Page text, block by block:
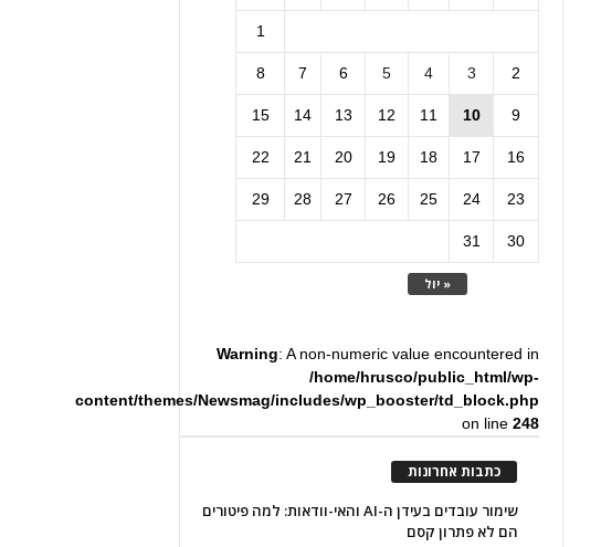
« יול
1
2
3
4
5
6
7
8
9
10
11
12
13
14
15
16
17
18
19
20
21
22
23
24
25
26
27
28
29
30
31
Warning: A non-numeric value encountered in
/home/hrusco/public_html/wp-
content/themes/Newsmag/includes/wp_booster/td_block.php
on line248
כתבות אחרונות
שימור עובדים בעידן ה-AI והאי-וודאות: למה פיטורים
הם לא פתרון קסם